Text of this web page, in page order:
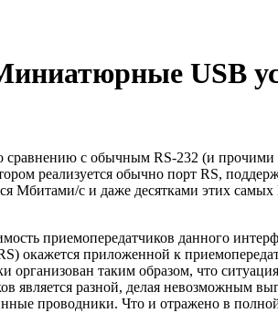
USB
с обычным RS-232 (и прочими
реализуется обычно порт RS,
Мбитами/с и даже десятками этих
приемопередатчиков данного
окажется приложенной к
организован таким образом, что
является разной, делая невозможным
проводники. Что и отражено в полной